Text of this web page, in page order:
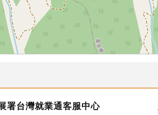
署台灣就業通客服中心